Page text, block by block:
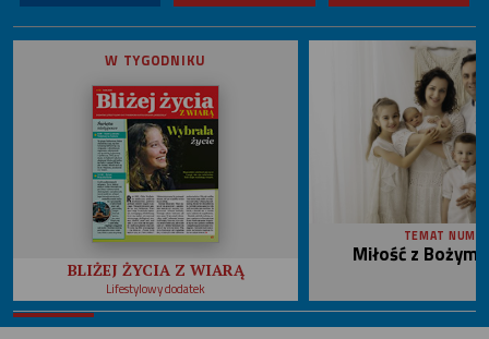
W TYGODNIKU
BLIŻEJ ŻYCIA Z WIARĄ
Lifestylowy dodatek
TEMAT
Miłość z